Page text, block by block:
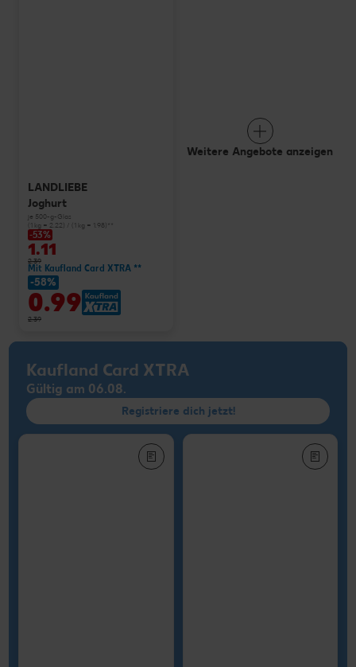
LANDLIEBE
Joghurt
je 500-g-Glas
(1 kg = 2.22) / (1 kg = 1.98)**
-53%
1.11
2.39
Mit Kaufland Card XTRA **
-58%
0.99
2.39
Weitere Angebote anzeigen
Kaufland Card XTRA
Gültig am 06.08.
Registriere dich jetzt!